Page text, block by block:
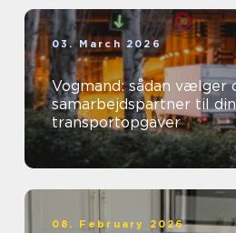
03. March 2026
Vogmand: sådan vælger
samarbejdspartner til
transportopgaver
08. February 2026